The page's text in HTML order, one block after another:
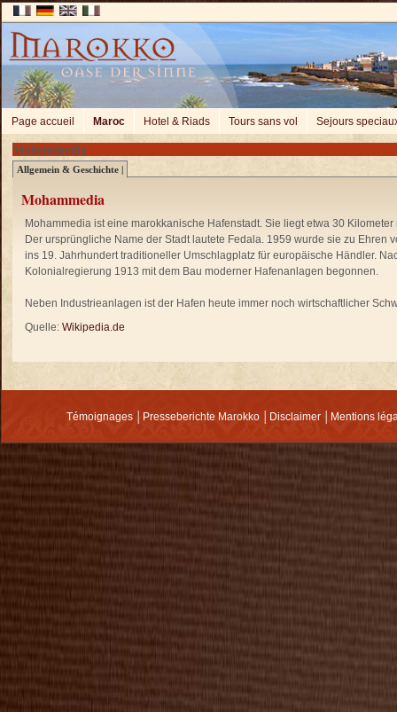
Page accueil Maroc Hotel & Riads Tours sans vol Sejours
Mohammedia
Allgemein & Geschichte |
Mohammedia
Mohammedia ist eine marokkanische Hafenstadt. Sie liegt etwa 30
Der ursprüngliche Name der Stadt lautete Fedala. 1959 wurde sie zu Ehren
ins 19. Jahrhundert traditioneller Umschlagplatz für europäische Händler.
Kolonialregierung 1913 mit dem Bau moderner Hafenanlagen begonnen.
Neben Industrieanlagen ist der Hafen heute immer noch wirtschaftlicher
Quelle: Wikipedia.de
Témoignages Presseberichte Marokko Disclaimer Mentions